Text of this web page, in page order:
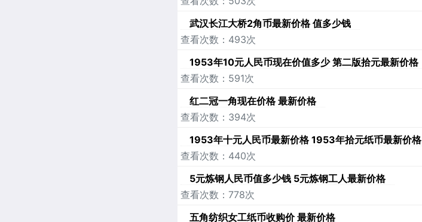
武汉长江大桥2角币最新价格 值多少钱
查看次数：493次
1953年10元人民币现在价值多少 第二版拾元最新价格
查看次数：591次
红二冠一角现在价格 最新价格
查看次数：394次
1953年十元人民币最新价格 1953年拾元纸币最新价格
查看次数：440次
5元炼钢人民币值多少钱 5元炼钢工人最新价格
查看次数：778次
五角纺织女工纸币收购价 最新价格